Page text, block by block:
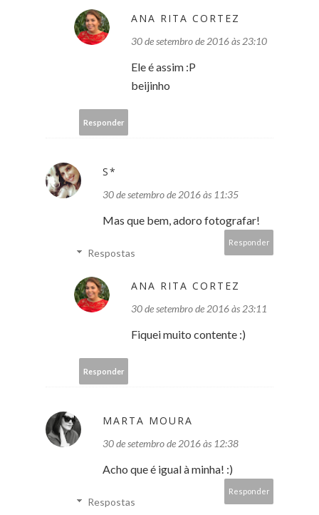
ANA RITA CORTEZ
30 de setembro de 2016 às 23:10
Ele é assim :P
beijinho
Responder
S*
30 de setembro de 2016 às 11:35
Mas que bem, adoro fotografar!
Responder
Respostas
ANA RITA CORTEZ
30 de setembro de 2016 às 23:11
Fiquei muito contente :)
Responder
MARTA MOURA
30 de setembro de 2016 às 12:38
Acho que é igual à minha! :)
Responder
Respostas